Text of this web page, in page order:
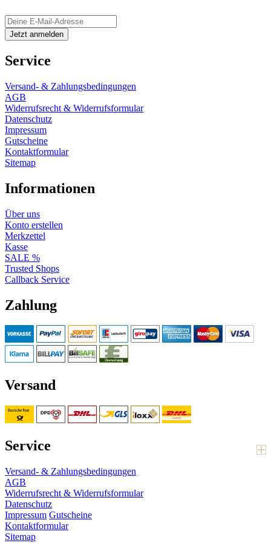
Service
Versand- & Zahlungsbedingungen
AGB
Widerrufsrecht & Widerrufsformular
Datenschutz
Impressum
Gutscheine
Kontaktformular
Sitemap
Informationen
Über uns
Konto erstellen
Merkzettel
Kasse
SALE %
Trusted Shops
Callback Service
Zahlung
Versand
Service
Versand- & Zahlungsbedingungen
AGB
Widerrufsrecht & Widerrufsformular
Datenschutz
Impressum Gutscheine
Kontaktformular
Sitemap